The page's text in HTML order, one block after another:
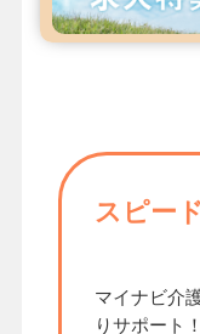
スピー
マイナビ介
りサポート！